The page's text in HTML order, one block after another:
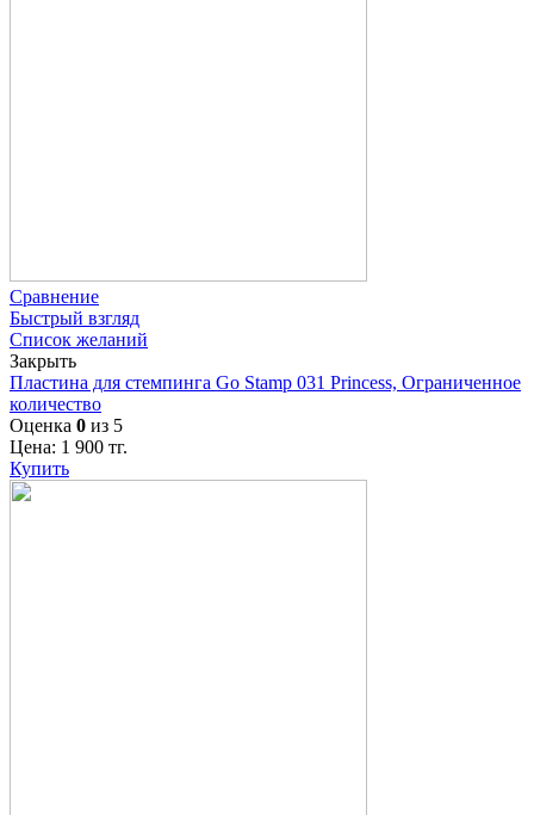
Сравнение
Быстрый взгляд
Список желаний
Закрыть
Пластина для стемпинга Go Stamp 031 Princess, Ограниченное
количество
Оценка 0 из 5
Цена: 1 900 тг.
Купить